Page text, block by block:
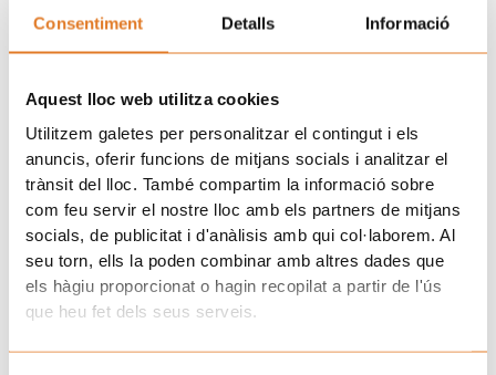
Consentiment Detalls Informació
Aquest lloc web utilitza cookies
Utilitzem galetes per personalitzar el contingut i els
anuncis, oferir funcions de mitjans socials i analitzar el
trànsit del lloc. També compartim la informació sobre
com feu servir el nostre lloc amb els partners de mitjans
socials, de publicitat i d'anàlisis amb qui col·laborem. Al
seu torn, ells la poden combinar amb altres dades que
els hàgiu proporcionat o hagin recopilat a partir de l'ús
que heu fet dels seus serveis.